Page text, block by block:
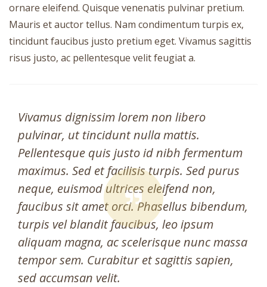
ornare eleifend. Quisque venenatis pulvinar pretium.
Mauris et auctor tellus. Nam condimentum turpis ex,
tincidunt faucibus justo pretium eget. Vivamus sagittis
risus justo, ac pellentesque velit feugiat a.
Vivamus dignissim lorem non libero
pulvinar, ut tincidunt nulla mattis.
Pellentesque quis justo id nibh fermentum
maximus. Sed et facilisis turpis. Sed purus
neque, euismod ultrices eleifend non,
faucibus sit amet orci. Phasellus bibendum,
turpis vel blandit faucibus, leo ipsum
aliquam magna, ac scelerisque nunc massa
tempor sem. Curabitur et sagittis sapien,
sed accumsan velit.